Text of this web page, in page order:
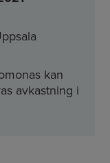
kan
avkastning i